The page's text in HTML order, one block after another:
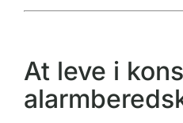
At leve i